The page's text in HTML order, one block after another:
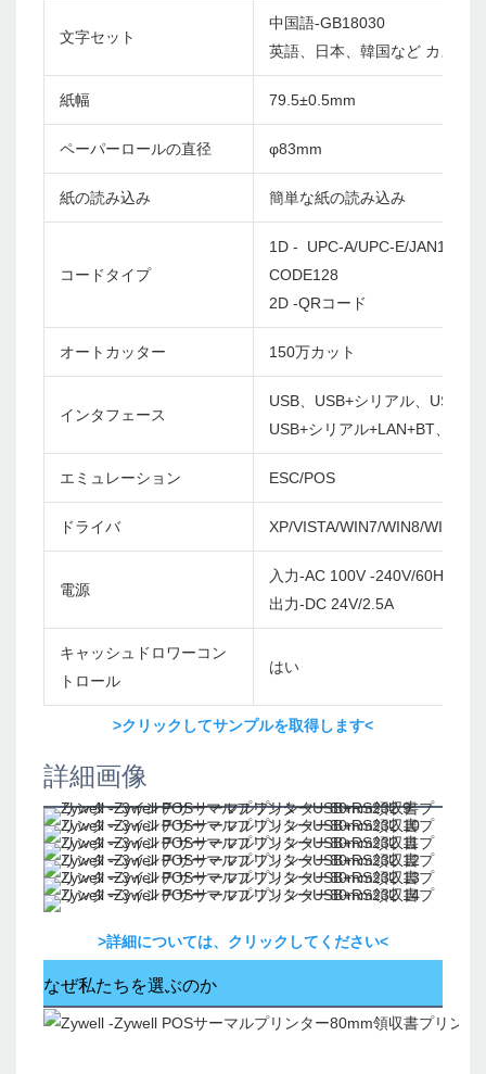
文字セット
中国語-GB18030
英語、日本、韓国など カスタ
紙幅 79.5±0.5mm
ペーパーロールの直径 φ83mm
紙の読み込み 簡単な紙の読み込み
コードタイプ
1D - UPC-A/UPC-E/
CODE128
2D -QRコード
オートカッター 150万カット
インタフェース
USB、USB+シリアル、
USB+シリアル+LAN+BT、
エミュレーション ESC/POS
ドライバ XP/VISTA/WIN7/WIN8/WIN10/
電源
入力-AC 100V -240V/60Hz
出力-DC 24V/2.5A
キャッシュドロワーコン
トロール
はい
>クリックしてサンプルを取得します<
詳細画像
>詳細については、クリックしてください<
なぜ私たちを選ぶのか